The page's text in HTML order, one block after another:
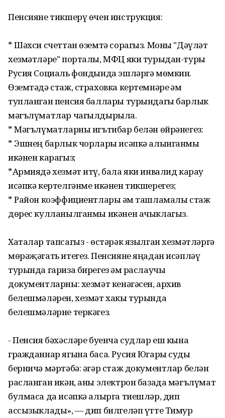
Пенсияне тикшерү өчен инструкция:
* Шәхси счеттан өземтә сорагыз. Моны "Дәүләт
хезмәтләре" порталы, МФЦ яки турыдан-туры
Русия Социаль фондында эшләргә мөмкин.
Өземтәдә стаж, страховка кертемнәре һәм
тупланган пенсия баллары турындагы барлык
мәгълүматлар чагылдырыла.
* Мәгълүматларны игътибар белән өйрәнегез:
* Эшнең барлык чорлары исәпкә алынганмы
икәнен карагыз;
*Армиядә хезмәт итү, бала яки инвалид карау
исәпкә кертелгәнме икәнен тикшерегез;
* Район коэффициентлары һәм ташламалы стаж
дөрес кулланылганмы икәнен ачыклагыз.
Хаталар тапсагыз - өстәрәк язылган хезмәтләргә
мөрәҗәгать итегез. Пенсияне яңадан исәпләү
турында гариза бирегез һәм раслаучы
документларны: хезмәт кенәгәсен, архив
белешмәләрен, хезмәт хакы турында
белешмәләрне теркәгез.
- Пенсия бәхәсләре буенча судлар еш кына
гражданнар ягына баса. Русия Югары суды
берничә мәртәбә: әгәр стаж документлар белән
расланган икән, аны электрон базада мәгълүмат
булмаса да исәпкә алырга тиешләр, дип
ассызыклады», — дип билгеләп үтте Тимур